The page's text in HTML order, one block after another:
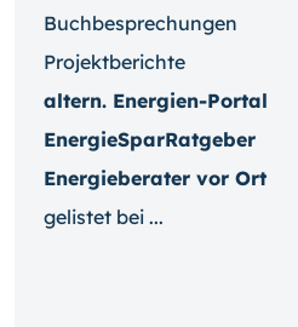
Buchbesprechungen
Projektberichte
altern. Energien-Portal
EnergieSparRatgeber
Energieberater vor Ort
gelistet bei ...